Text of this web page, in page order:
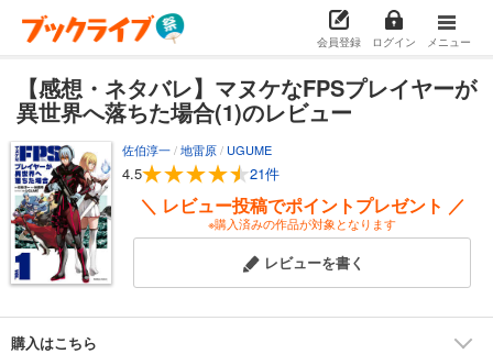
会員登録 ログイン メニュー
【感想・ネタバレ】マヌケなFPSプレイヤーが
異世界へ落ちた場合(1)のレビュー
佐伯淳一/地雷原/ UGUME
4.5 21件
＼ レビュー投稿でポイントプレゼント ／
※購入済みの作品が対象となります
レビューを書く
購入はこちら